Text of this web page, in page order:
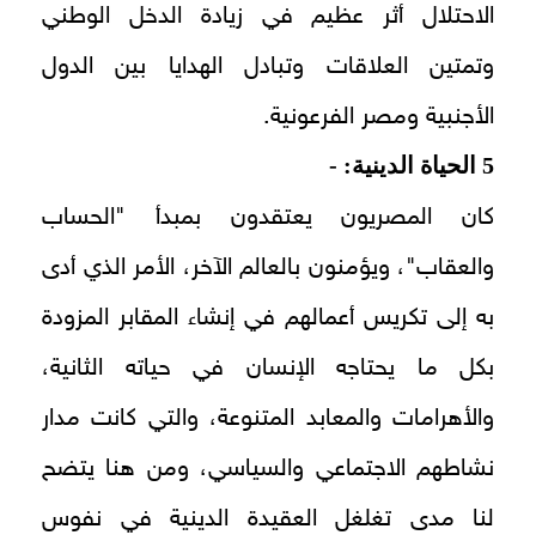
الاحتلال أثر عظيم في زيادة الدخل الوطني
وتمتين العلاقات وتبادل الهدايا بين الدول
الأجنبية ومصر الفرعونية.
5 الحياة الدينية: -
كان المصريون يعتقدون بمبدأ "الحساب
والعقاب"، ويؤمنون بالعالم الآخر، الأمر الذي أدى
به إلى تكريس أعمالهم في إنشاء المقابر المزودة
بكل ما يحتاجه الإنسان في حياته الثانية،
والأهرامات والمعابد المتنوعة، والتي كانت مدار
نشاطهم الاجتماعي والسياسي، ومن هنا يتضح
لنا مدى تغلغل العقيدة الدينية في نفوس